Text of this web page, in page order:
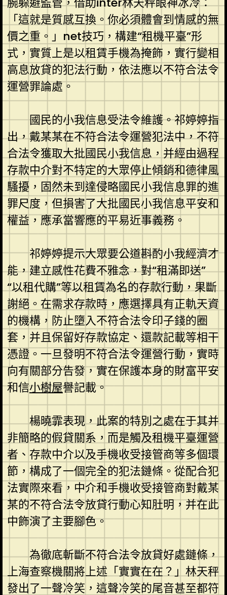
「這就是質感互換。你必須體會到情感的無
價之重。」net技巧，構建“租機平臺”形
式，實質上是以租賃手機為掩飾，實行變相
高息放貸的犯法行動，依法應以不符合法令
運營罪論處。
國民的小我信息受法令維護。祁婷婷指
出，戴某某在不符合法令運營犯法中，不符
合法令獲取大批國民小我信息，并經由過程
存款中介對不特定的大眾停止傾銷和德律風
騷擾，固然未到達侵略國民小我信息罪的進
罪尺度，但損害了大批國民小我信息平安和
權益，應承當響應的平易近事義務。
祁婷婷提示大眾要公道斟酌小我經濟才
能，建立感性花費不雅念，對“租滿即送”
“以租代購”等以租賃為名的存款行動，果斷
謝絕。在需求存款時，應選擇具有正軌天資
的機構，防止墮入不符合法令印子錢的圈
套，并且保留好存款協定、還款記載等相干
憑證。一旦發明不符合法令運營行動，實時
向有關部分告發，實在保護本身的財富平安
和信小樹屋譽記載。
楊曉霏表現，此案的特別之處在于其并
非簡略的假貸關系，而是觸及租機平臺運營
者、存款中介以及手機收受接管商等多個環
節，構成了一個完全的犯法鏈條。從配合犯
法實際來看，中介和手機收受接管商對戴某
某的不符合法令放貸行動心知肚明，并在此
中飾演了主要腳色。
為徹底斬斷不符合法令放貸好處鏈條，
上海查察機關將上述「實實在在？」林天秤
發出了一聲冷笑，這聲冷笑的尾音甚至都符